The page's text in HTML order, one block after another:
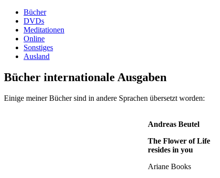
Bücher
DVDs
Meditationen
Online
Sonstiges
Ausland
Bücher internationale Ausgaben
Einige meiner Bücher sind in andere Sprachen übersetzt worden:
Andreas Beutel
The Flower of Life
resides in you
Ariane Books